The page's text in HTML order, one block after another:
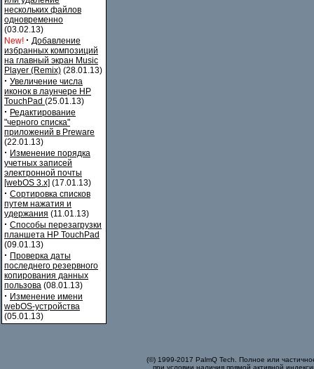
нескольких файлов
одновременно
(03.02.13)
New! · Добавление
избранных композиций
на главный экран Music
Player (Remix) (28.01.13)
· Увеличение числа
иконок в лаунчере HP
TouchPad (25.01.13)
· Редактирование
"черного списка"
приложений в Preware
(22.01.13)
· Изменение порядка
учетных записей
электронной почты
[webOS 3.x] (17.01.13)
· Сортировка списков
путем нажатия и
удержания (11.01.13)
· Способы перезагрузки
планшета HP TouchPad
(09.01.13)
· Проверка даты
последнего резервного
копирования данных
пользова (08.01.13)
· Изменение имени
webOS-устройства
(05.01.13)
(©) 1999-2017 PalmQ Tech. Полное или
при условии наличия прямой активной